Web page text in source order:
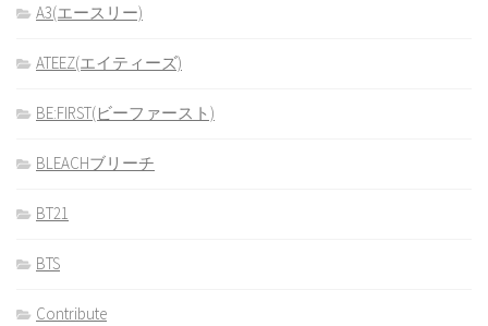
A3(エースリー)
ATEEZ(エイティーズ)
BE:FIRST(ビーファースト)
BLEACHブリーチ
BT21
BTS
Contribute